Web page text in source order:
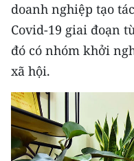
doanh nghiệp tạo
Covid-19 giai đoạn
đó có nhóm khởi
xã hội.